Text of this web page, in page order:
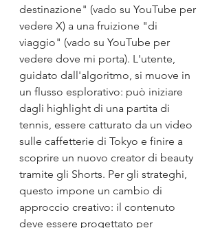
destinazione" (vado su YouTube per
vedere X) a una fruizione "di
viaggio" (vado su YouTube per
vedere dove mi porta). L'utente,
guidato dall'algoritmo, si muove in
un flusso esplorativo: può iniziare
dagli highlight di una partita di
tennis, essere catturato da un video
sulle caffetterie di Tokyo e finire a
scoprire un nuovo creator di beauty
tramite gli Shorts. Per gli strateghi,
questo impone un cambio di
approccio creativo: il contenuto
deve essere progettato per